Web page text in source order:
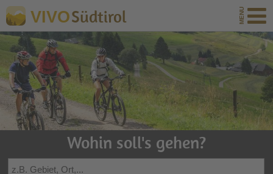
VIVOSüdtirol
Wohin soll's gehen?